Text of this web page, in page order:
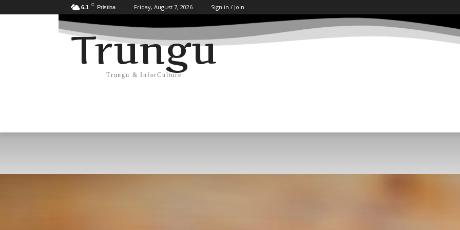
6.1 C Pristina Friday, August 7, 2026 Sign in / Join
Trungu
Trungu & InforCulture